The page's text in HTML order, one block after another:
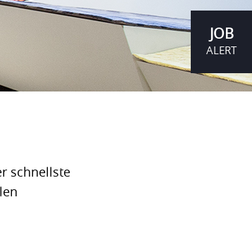
schnellste
JOB
ALERT